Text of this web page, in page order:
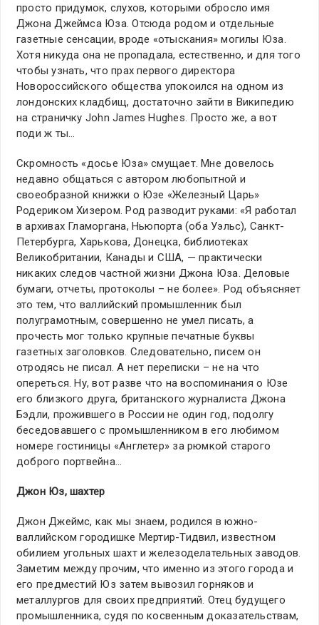
просто придумок, слухов, которыми обросло имя
Джона Джеймса Юза. Отсюда родом и отдельные
газетные сенсации, вроде «отыскания» могилы Юза.
Хотя никуда она не пропадала, естественно, и для того
чтобы узнать, что прах первого директора
Новороссийского общества упокоился на одном из
лондонских кладбищ, достаточно зайти в Википедию
на страничку John James Hughes. Просто же, а вот
поди ж ты…
Скромность «досье Юза» смущает. Мне довелось
недавно общаться с автором любопытной и
своеобразной книжки о Юзе «Железный Царь»
Родериком Хизером. Род разводит руками: «Я работал
в архивах Гламоргана, Ньюпорта (оба Уэльс), Санкт-
Петербурга, Харькова, Донецка, библиотеках
Великобритании, Канады и США, — практически
никаких следов частной жизни Джона Юза. Деловые
бумаги, отчеты, протоколы – не более». Род объясняет
это тем, что валлийский промышленник был
полуграмотным, совершенно не умел писать, а
прочесть мог только крупные печатные буквы
газетных заголовков. Следовательно, писем он
отродясь не писал. А нет переписки – не на что
опереться. Ну, вот разве что на воспоминания о Юзе
его близкого друга, британского журналиста Джона
Бэдли, прожившего в России не один год, подолгу
беседовавшего с промышленником в его любимом
номере гостиницы «Англетер» за рюмкой старого
доброго портвейна…
Джон Юз, шахтер
Джон Джеймс, как мы знаем, родился в южно-
валлийском городишке Мертир-Тидвил, известном
обилием угольных шахт и железоделательных заводов.
Заметим между прочим, что именно из этого города и
его предместий Юз затем вывозил горняков и
металлургов для своих предприятий. Отец будущего
промышленника, судя по косвенным доказательствам,